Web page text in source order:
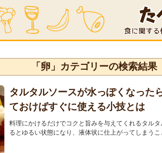
「卵」カテゴリーの検索結果
タルタルソースが水っぽくなった
ておけばすぐに使える小技とは
料理にかけるだけでコクと旨みを与えてくれるタル
るとゆるい状態になり、液体状に仕上がってしまう